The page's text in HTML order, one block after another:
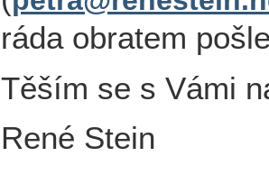
ráda obratem
Těším se s Vámi
René Stein